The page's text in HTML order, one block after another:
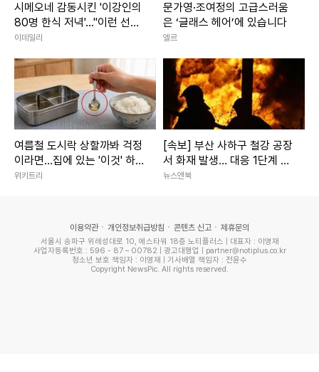
마라톤 완주에 성공한 션은 태극기를 들어 보이며 기쁨을 전했
다. 그의 기록은 3시간 32분 13초, 거리 42.55km였다.
여행 마지막 날 그는 "오늘은 골드코스트에서 마지막 날이다.
코알라와 캥거루를 만나러 간다"라며 가족들과 함께 동물원을
찾았다. 션, 정혜영 부부와 4남매는 옹기종기 모여 코알라와
사진을 남기기도 했다.
사진=유튜브 채널 '션과 함께'
시메오네 감동시킨 '이강인의
80명 한식 저녁'..."이런 선수
필요했다"
이데일리
문가영·조여정의 고급스러움
은 ‘글래스 헤어’에 있습니다
엘르
여름철 도시락 상할까봐 걱정
이라면…집에 있는 '이것' 하
나면 걱정 끝납니다
위키트리
[속보] 부산 사하구 철강 공장
서 화재 발생… 대응 1단계 발
령·진화 중
뉴스앤북
이용약관 개인정보취급방침 콘텐츠 신고 제휴문의
서울시 송파구 위례성대로 10, 에스타워 18층 노티플러스 | 대표자 : 이영재
사업자등록번호 : 596 - 87 – 00782 | 광고대행업 | partner@notiplus.co.kr
청소년 보호 책임자 : 이영재 | 기사배열 책임자 : 전윤수
Copyright NewsPic. All rights reserved.